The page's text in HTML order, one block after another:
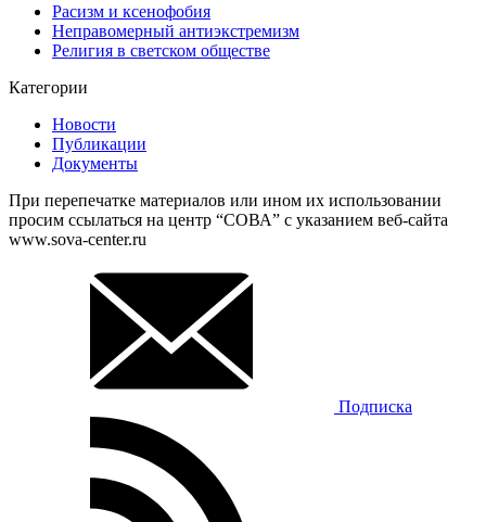
Расизм и ксенофобия
Неправомерный антиэкстремизм
Религия в светском обществе
Категории
Новости
Публикации
Документы
При перепечатке материалов или ином их использовании
просим ссылаться на центр “СОВА” с указанием веб-сайта
www.sova-center.ru
Подписка